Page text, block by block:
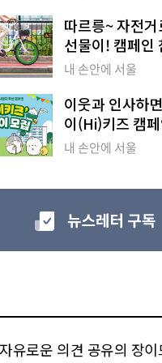
따르릉~ 자전
선물이! 캠페인
내 손안에 서울
이웃과 인사하
이(Hi)키즈 캠
요
내 손안에 서울
유로운 의견 공유의 장